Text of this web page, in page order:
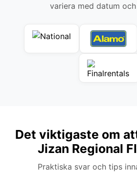
variera med datum
Det viktigaste om
Jizan Regional
Praktiska svar och tips